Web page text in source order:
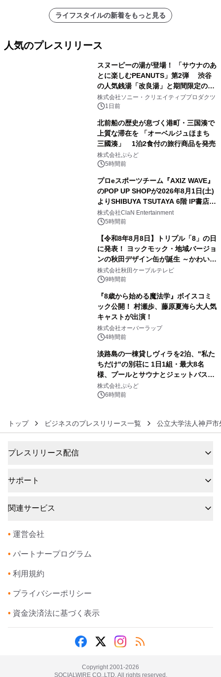
ライフスタイルの新着をもっと見る
人気のプレスリリース
スヌーピーの湯が登場！ 「サウナのあ
とに楽しむPEANUTS」第2弾 渋谷
の人気銭湯「改良湯」と期間限定のコ
ラボレーション サウナイキタイコラ
ボグッズも発売決定！
株式会社ソニー・クリエイティブプロダクツ
1日前
北前船の歴史が息づく港町・三国湊で
上質な滞在を 「オーベルジュほまち
三國湊」 1泊2食付の旅行商品を発売
株式会社ぷらど
5時間前
プロeスポーツチーム『AXIZ WAVE』
のPOP UP SHOPが2026年8月1日(土)
よりSHIBUYA TSUTAYA 6階 IP書店で
開催決定！！
株式会社ClaN Entertainment
5時間前
【令和8年8月8日】トリプル「8」の日
に発表！ ヨックモック・地域バージョ
ンの秋田デザイン缶が誕生 ～かわいい
秋田犬の子犬と秋田の四季と名所を巡
るパッケージ～ 9月1日(火)秋田県内で
株式会社秋田ケーブルテレビ
9時間前
『8歳から始める魔法学』ボイスコミ
ック公開！ 村瀬歩、藤原夏海ら大人気
キャストが出演！
株式会社オーバーラップ
4時間前
淡路島の一棟貸しヴィラを2泊、"私た
ちだけ"の別荘に 1日1組・最大8名
様、プールとサウナとジェットバス付
きで Villa Mon Temps AWAJIの連泊
素泊りプラン
株式会社ぷらど
6時間前
トップ ビジネスのプレスリリース一覧 公立大学法人神戸市
プレスリリース配信
サポート
関連サービス
• 運営会社
• パートナープログラム
• 利用規約
• プライバシーポリシー
• 資金決済法に基づく表示
Copyright 2001-2026
SOCIALWIRE CO.,LTD. All rights reserved.